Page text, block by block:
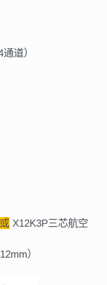
通道）
或 X12K3P三芯航空
）